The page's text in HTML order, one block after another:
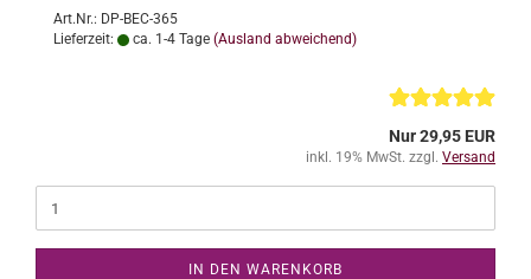
Art.Nr.: DP-BEC-365
Lieferzeit:
ca. 1-4 Tage (Ausland abweichend)
Nur 29,95 EUR
inkl. 19% MwSt. zzgl. Versand
IN DEN WARENKORB